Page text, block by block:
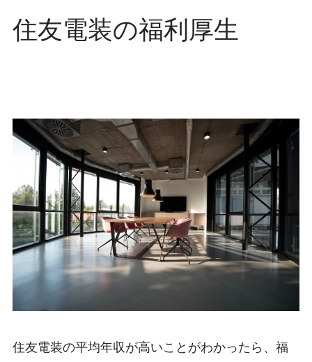
住友電装の福利厚生
住友電装の平均年収が高いことがわかったら、福